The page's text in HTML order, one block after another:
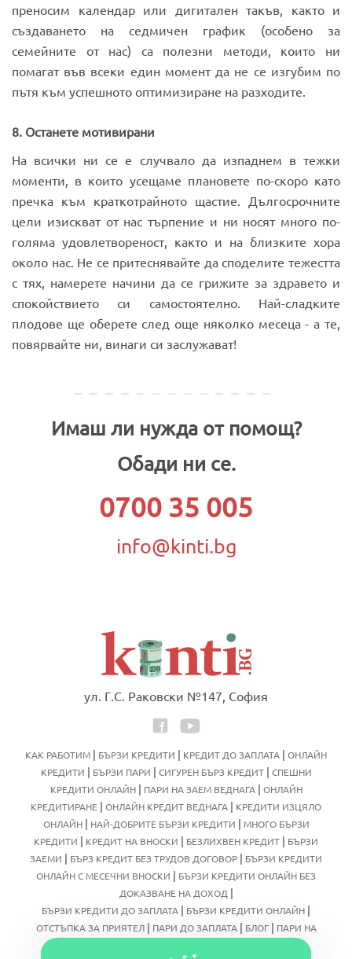
преносим календар или дигитален такъв, както и
създаването на седмичен график (особено за
семейните от нас) са полезни методи, които ни
помагат във всеки един момент да не се изгубим по
пътя към успешното оптимизиране на разходите.
8. Останете мотивирани
На всички ни се е случвало да изпаднем в тежки
моменти, в които усещаме плановете по-скоро като
пречка към краткотрайното щастие. Дългосрочните
цели изискват от нас търпение и ни носят много по-
голяма удовлетвореност, както и на близките хора
около нас. Не се притеснявайте да споделите тежестта
с тях, намерете начини да се грижите за здравето и
спокойствието си самостоятелно. Най-сладките
плодове ще оберете след още няколко месеца - а те,
повярвайте ни, винаги си заслужават!
Имаш ли нужда от помощ?
Обади ни се.
0700 35 005
info@kinti.bg
ул. Г.С. Раковски №147, София
КАК РАБОТИМ | БЪРЗИ КРЕДИТИ | КРЕДИТ ДО ЗАПЛАТА | ОНЛАЙН
КРЕДИТИ | БЪРЗИ ПАРИ | СИГУРЕН БЪРЗ КРЕДИТ| СПЕШНИ
КРЕДИТИ ОНЛАЙН| ПАРИ НА ЗАЕМ ВЕДНАГА | ОНЛАЙН
КРЕДИТИРАНЕ | ОНЛАЙН КРЕДИТ ВЕДНАГА | КРЕДИТИ ИЗЦЯЛО
ОНЛАЙН| НАЙ-ДОБРИТЕ БЪРЗИ КРЕДИТИ | МНОГО БЪРЗИ
КРЕДИТИ | КРЕДИТ НА ВНОСКИ | БЕЗЛИХВЕН КРЕДИТ | БЪРЗИ
ЗАЕМИ | БЪРЗ КРЕДИТ БЕЗ ТРУДОВ ДОГОВОР | БЪРЗИ КРЕДИТИ
ОНЛАЙН С МЕСЕЧНИ ВНОСКИ | БЪРЗИ КРЕДИТИ ОНЛАЙН БЕЗ
ДОКАЗВАНЕ НА ДОХОД |
БЪРЗИ КРЕДИТИ ДО ЗАПЛАТА | БЪРЗИ КРЕДИТИ ОНЛАЙН |
ОТСТЪПКА ЗА ПРИЯТЕЛ| ПАРИ ДО ЗАПЛАТА | БЛОГ| ПАРИ НА
ЗАЕМ ОНЛАЙН
БЪРЗИ